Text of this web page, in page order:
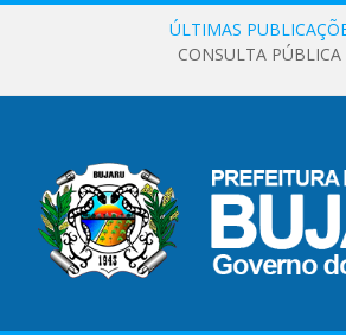
ÚLTIMAS
CONSULTA PÚBLICA